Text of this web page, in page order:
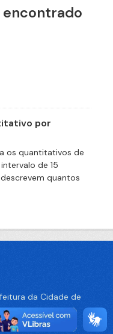
encontrado
por
os quantitativos de
de 15
quantos
da Cidade de
Portal de Dados